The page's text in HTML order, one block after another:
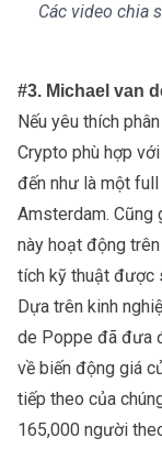
Các video chia
#3. Michael van
Nếu yêu thích
Crypto phù hợp
đến như là một
Amsterdam. Cũng
này hoạt động
tích kỹ thuật được
Dựa trên kinh
de Poppe đã đưa
về biến động giá
tiếp theo của
165,000 người